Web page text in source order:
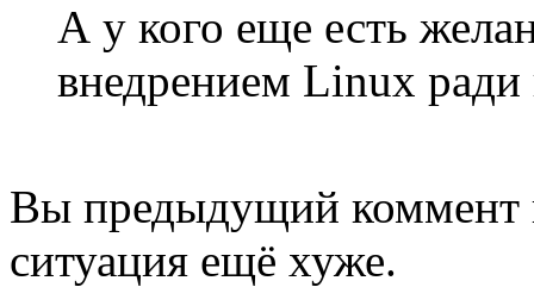
А у кого еще есть
внедрением Linux
Вы предыдущий коммент
ситуация ещё хуже.